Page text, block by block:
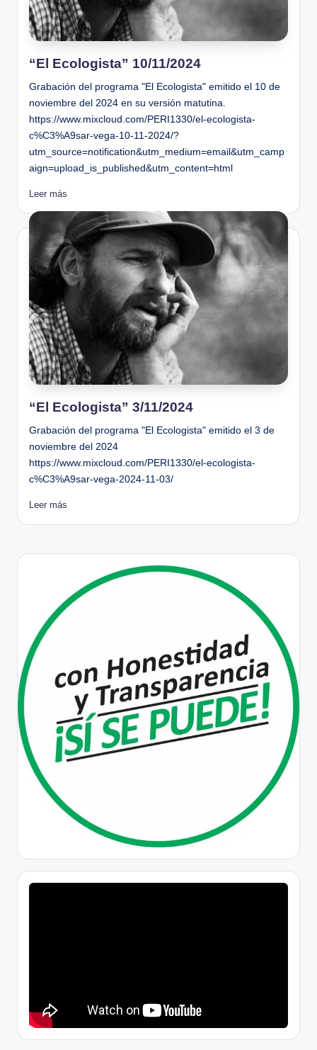
“El Ecologista” 10/11/2024
Grabación del programa "El Ecologista" emitido el 10 de
noviembre del 2024 en su versión matutina.
https://www.mixcloud.com/PERI1330/el-ecologista-
c%C3%A9sar-vega-10-11-2024/?
utm_source=notification&utm_medium=email&utm_camp
aign=upload_is_published&utm_content=html
Leer más
“El Ecologista” 3/11/2024
Grabación del programa "El Ecologista" emitido el 3 de
noviembre del 2024
https://www.mixcloud.com/PERI1330/el-ecologista-
c%C3%A9sar-vega-2024-11-03/
Leer más